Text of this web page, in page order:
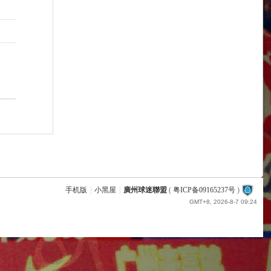
手机版 小黑屋 廣州球迷聯盟 ( 粤ICP备09165237号)
GMT+8, 2026-8-7 09:24